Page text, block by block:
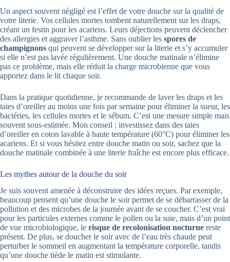
Un aspect souvent négligé est l’effet de votre douche sur la qualité de
votre literie. Vos cellules mortes tombent naturellement sur les draps,
créant un festin pour les acariens. Leurs déjections peuvent déclencher
des allergies et aggraver l’asthme. Sans oublier les spores de
champignons qui peuvent se développer sur la literie et s’y accumuler
si elle n’est pas lavée régulièrement. Une douche matinale n’élimine
pas ce problème, mais elle réduit la charge microbienne que vous
apportez dans le lit chaque soir.
Dans la pratique quotidienne, je recommande de laver les draps et les
taies d’oreiller au moins une fois par semaine pour éliminer la sueur, les
bactéries, les cellules mortes et le sébum. C’est une mesure simple mais
souvent sous-estimée. Mon conseil : investissez dans des taies
d’oreiller en coton lavable à haute température (60°C) pour éliminer les
acariens. Et si vous hésitez entre douche matin ou soir, sachez que la
douche matinale combinée à une literie fraîche est encore plus efficace.
Les mythes autour de la douche du soir
Je suis souvent amenée à déconstruire des idées reçues. Par exemple,
beaucoup pensent qu’une douche le soir permet de se débarrasser de la
pollution et des microbes de la journée avant de se coucher. C’est vrai
pour les particules externes comme le pollen ou la suie, mais d’un point
de vue microbiologique, le risque de recolonisation nocturne reste
présent. De plus, se doucher le soir avec de l’eau très chaude peut
perturber le sommeil en augmentant la température corporelle, tandis
qu’une douche tiède le matin est stimulante.